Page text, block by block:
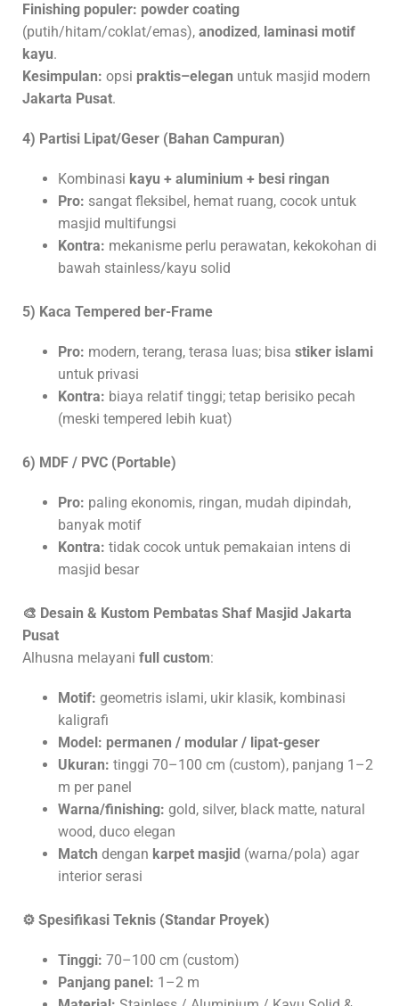
Finishing populer: powder coating
(putih/hitam/coklat/emas), anodized , laminasi motif
kayu.
Kesimpulan: opsi praktis–elegan untuk masjid modern
Jakarta Pusat.
4) Partisi Lipat/Geser (Bahan Campuran)
Kombinasi kayu + aluminium + besi ringan
Pro: sangat fleksibel, hemat ruang, cocok untuk
masjid multifungsi
Kontra: mekanisme perlu perawatan, kekokohan di
bawah stainless/kayu solid
5) Kaca Tempered ber-Frame
Pro: modern, terang, terasa luas; bisa stiker islami
untuk privasi
Kontra: biaya relatif tinggi; tetap berisiko pecah
(meski tempered lebih kuat)
6) MDF / PVC (Portable)
Pro: paling ekonomis, ringan, mudah dipindah,
banyak motif
Kontra: tidak cocok untuk pemakaian intens di
masjid besar
🎨 Desain & Kustom Pembatas Shaf Masjid Jakarta
Pusat
Alhusna melayani full custom:
Motif: geometris islami, ukir klasik, kombinasi
kaligrafi
Model: permanen / modular / lipat-geser
Ukuran: tinggi 70–100 cm (custom), panjang 1–2
m per panel
Warna/finishing: gold, silver, black matte, natural
wood, duco elegan
Match dengan karpet masjid (warna/pola) agar
interior serasi
⚙️ Spesifikasi Teknis (Standar Proyek)
Tinggi: 70–100 cm (custom)
Panjang panel: 1–2 m